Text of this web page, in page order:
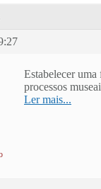
Estabelecer
processos
Ler mais...